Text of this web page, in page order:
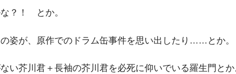
？！ とか。
姿が、原作でのドラム缶事件を思い出したり……とか。
い芥川君＋長袖の芥川君を必死に仰いでいる羅生門と